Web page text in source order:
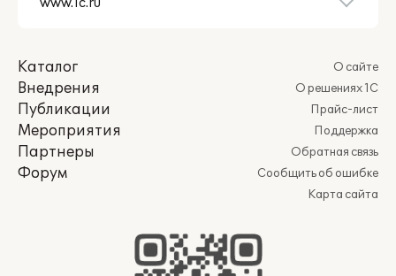
Каталог
Внедрения
Публикации
Мероприятия
Партнеры
Форум
О сайте
О решениях 1С
Прайс-лист
Поддержка
Обратная связь
Сообщить об ошибке
Карта сайта